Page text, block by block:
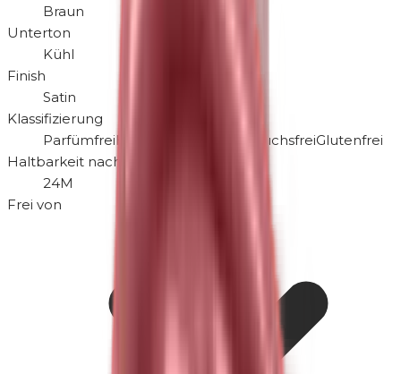
Braun
Unterton
Kühl
Finish
Satin
Klassifizierung
ParfümfreiHypoallergen TierversuchsfreiGlutenfrei
Haltbarkeit nach Öffnen
24M
Frei von